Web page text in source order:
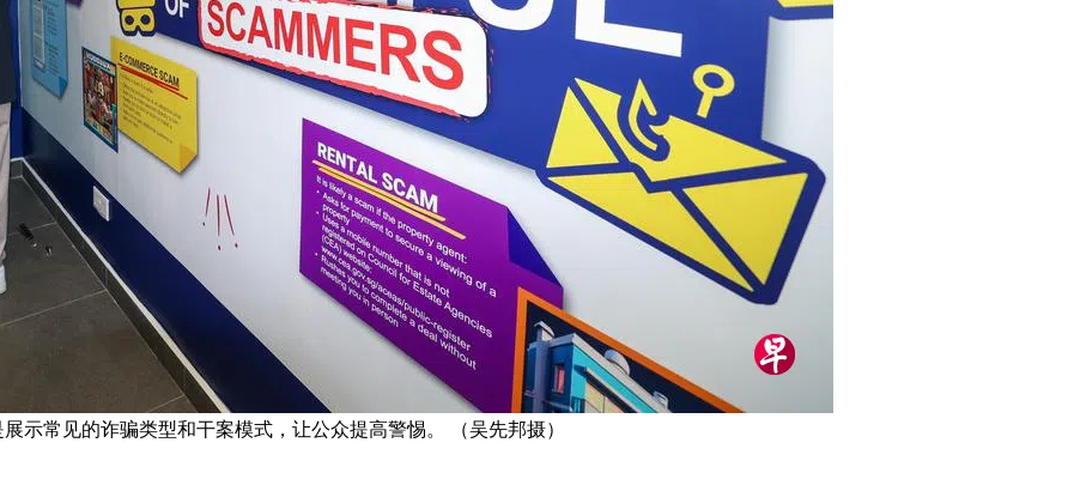
示常见的诈骗类型和干案模式，让公众提高警惕。 （吴先邦摄）